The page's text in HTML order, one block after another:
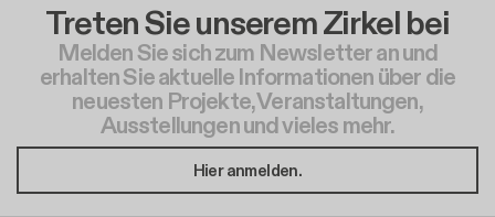
Treten Sie unserem Zirkel bei
Melden Sie sich zum Newsletter an und
erhalten Sie aktuelle Informationen über die
neuesten Projekte, Veranstaltungen,
Ausstellungen und vieles mehr.
Hier anmelden.